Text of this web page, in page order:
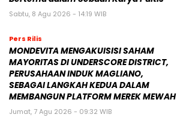
Sabtu, 8 Agu 2026 - 14:19 WIB
Pers Rilis
MONDEVITA MENGAKUISISI SAHAM
MAYORITAS DI UNDERSCORE DISTRICT,
PERUSAHAAN INDUK MAGLIANO,
SEBAGAI LANGKAH KEDUA DALAM
MEMBANGUN PLATFORM MEREK
Jumat, 7 Agu 2026 - 09:32 WIB